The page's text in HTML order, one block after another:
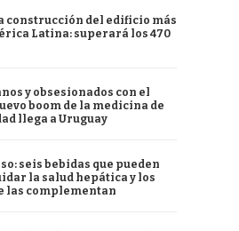
construcción del edificio más
Latina: superará los 470
y obsesionados con el
boom de la medicina de
llega a Uruguay
seis bebidas que pueden
la salud hepática y los
las complementan